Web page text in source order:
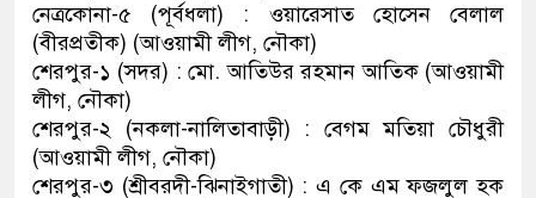
নেত্রকোনা-৫ (পূর্বধলা) : ওয়ারেসাত হোসেন বেলাল
(বীরপ্রতীক) (আওয়ামী লীগ, নৌকা)
শেরপুর-১ (সদর) : মো. আতিউর রহমান আতিক (আওয়ামী
লীগ, নৌকা)
শেরপুর-২ (নকলা-নালিতাবাড়ী) : বেগম মতিয়া চৌধুরী
(আওয়ামী লীগ, নৌকা)
শেরপুর-৩ (শ্রীবরদী-ঝিনাইগাতী) : এ কে এম ফজলুল হক